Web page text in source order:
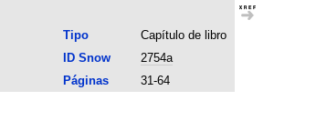
Tipo
Capítulo de libro
ID Snow
2754a
Páginas
31-64